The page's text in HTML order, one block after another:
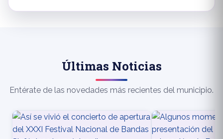
Últimas Noticias
Entérate de las novedades más recientes del municipio.